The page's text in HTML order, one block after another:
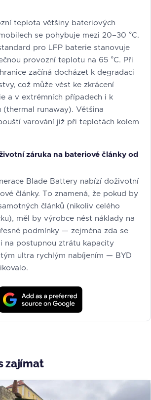
teplota většiny bateriových
se pohybuje mezi 20–30 °C.
pro LFP baterie stanovuje
provozní teplotu na 65 °C. Při
začíná docházet k degradaci
což může vést ke zkrácení
a v extrémních případech i k
(thermal runaway). Většina
varování již při teplotách kolem
záruka na bateriové články od
Blade Battery nabízí doživotní
články. To znamená, že pokud by
článků (nikoliv celého
měl by výrobce nést náklady na
podmínky — zejména zda se
na postupnou ztrátu kapacity
ultra rychlým nabíjením — BYD
zajímat